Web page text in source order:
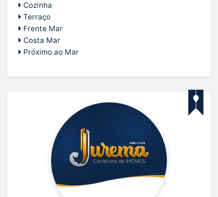
Cozinha
Terraço
Frente Mar
Costa Mar
Próximo ao Mar